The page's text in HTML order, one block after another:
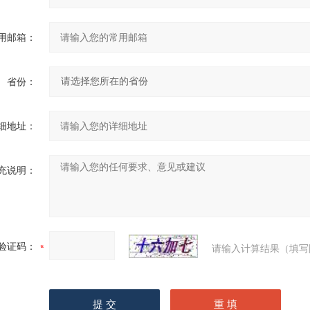
邮箱：
省份：
地址：
说明：
证码： 请输入计算结果（填